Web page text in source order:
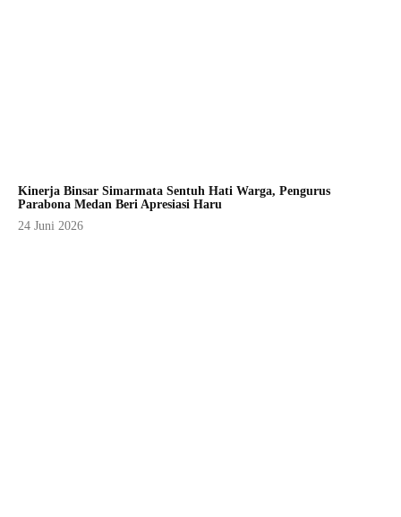
Kinerja Binsar Simarmata Sentuh Hati Warga, Pengurus
Parabona Medan Beri Apresiasi Haru
24 Juni 2026